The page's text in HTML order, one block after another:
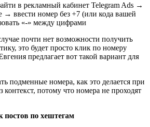
в рекламный кабинет Telegram Ads →
→ ввести номер без +7 (или кода вашей
«-» между цифрами
почти нет возможности получить
это будет просто клик по номеру
предлагает вот такой вариант для
подменные номера, как это делается при
контекст, потому что номера не проходят
постов по хештегам